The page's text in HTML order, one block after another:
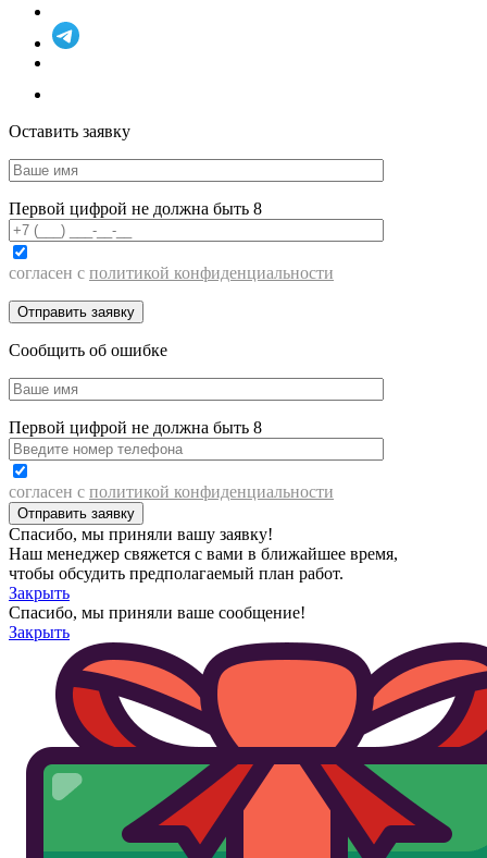
Оставить заявку
Первой цифрой не должна быть 8
согласен с политикой конфиденциальности
Сообщить об ошибке
Первой цифрой не должна быть 8
согласен с политикой конфиденциальности
Спасибо, мы приняли вашу заявку!
Наш менеджер свяжется с вами в ближайшее время,
чтобы обсудить предполагаемый план работ.
Закрыть
Спасибо, мы приняли ваше сообщение!
Закрыть